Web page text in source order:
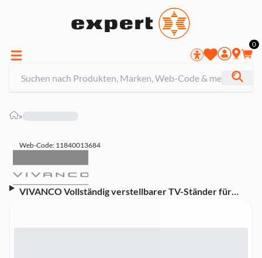
0
»
Web-Code: 11840013684
VIVANCO Vollständig verstellbarer TV-Ständer für